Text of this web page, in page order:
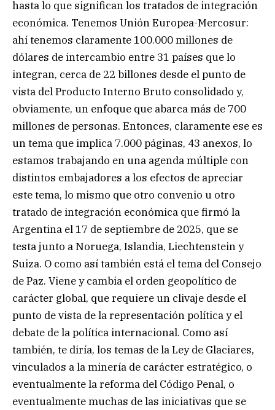
hasta lo que significan los tratados de integración
económica. Tenemos Unión Europea-Mercosur:
ahí tenemos claramente 100.000 millones de
dólares de intercambio entre 31 países que lo
integran, cerca de 22 billones desde el punto de
vista del Producto Interno Bruto consolidado y,
obviamente, un enfoque que abarca más de 700
millones de personas. Entonces, claramente ese es
un tema que implica 7.000 páginas, 43 anexos, lo
estamos trabajando en una agenda múltiple con
distintos embajadores a los efectos de apreciar
este tema, lo mismo que otro convenio u otro
tratado de integración económica que firmó la
Argentina el 17 de septiembre de 2025, que se
testa junto a Noruega, Islandia, Liechtenstein y
Suiza. O como así también está el tema del Consejo
de Paz. Viene y cambia el orden geopolítico de
carácter global, que requiere un clivaje desde el
punto de vista de la representación política y el
debate de la política internacional. Como así
también, te diría, los temas de la Ley de Glaciares,
vinculados a la minería de carácter estratégico, o
eventualmente la reforma del Código Penal, o
eventualmente muchas de las iniciativas que se